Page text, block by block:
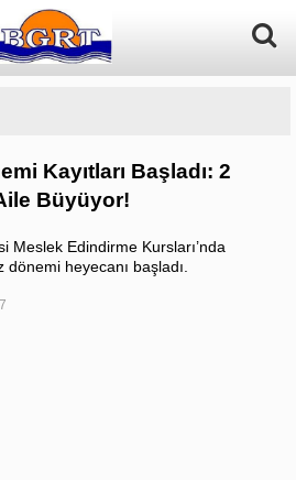
Kayıtları Başladı: 2
Büyüyor!
Meslek Edindirme Kursları’nda
heyecanı başladı.